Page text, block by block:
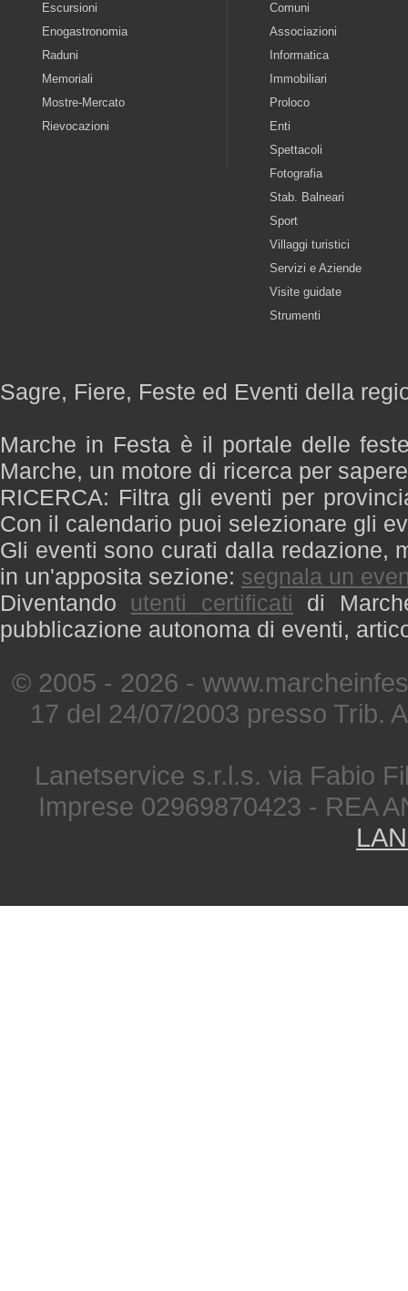
Escursioni
Enogastronomia
Raduni
Memoriali
Mostre-Mercato
Rievocazioni
Comuni
Associazioni
Informatica
Immobiliari
Proloco
Enti
Spettacoli
Fotografia
Stab. Balneari
Sport
Villaggi turistici
Servizi e Aziende
Visite guidate
Strumenti
Sagre, Fiere, Feste ed Eventi della
Marche in Festa è il portale delle
Marche, un motore di ricerca per
RICERCA: Filtra gli eventi per
Con il calendario puoi selezionare gli
Gli eventi sono curati dalla redazione,
in un'apposita sezione: segnala un
Diventando utenti certificati di
pubblicazione autonoma di eventi,
© 2005 - 2026 -
17 del 24/07/2003 presso Trib.
Lanetservice s.r.l.s. via Fabio
Imprese 02969870423 - REA